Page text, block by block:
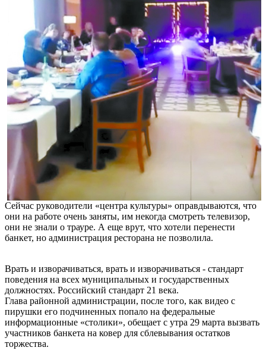
Сейчас руководители «центра культуры» оправдываются, что
они на работе очень заняты, им некогда смотреть телевизор,
они не знали о трауре. А еще врут, что хотели перенести
банкет, но администрация ресторана не позволила.
Врать и изворачиваться, врать и изворачиваться - стандарт
поведения на всех муниципальных и государственных
должностях. Российский стандарт 21 века.
Глава районной администрации, после того, как видео с
пирушки его подчиненных попало на федеральные
информационные «столики», обещает с утра 29 марта вызвать
участников банкета на ковер для сблевывания остатков
торжества.